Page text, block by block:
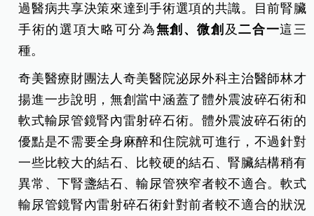
過醫病共享決策來達到手術選項的共識。目前腎臟
手術的選項大略可分為無創、微創 及二合一這三
種。
奇美醫療財團法人奇美醫院泌尿外科主治醫師林才
揚進一步說明，無創當中涵蓋了體外震波碎石術和
軟式輸尿管鏡腎內雷射碎石術。體外震波碎石術的
優點是不需要全身麻醉和住院就可進行，不過針對
一些比較大的結石、比較硬的結石、腎臟結構稍有
異常、下腎盞結石、輸尿管狹窄者較不適合。軟式
輸尿管鏡腎內雷射碎石術針對前者較不適合的狀況